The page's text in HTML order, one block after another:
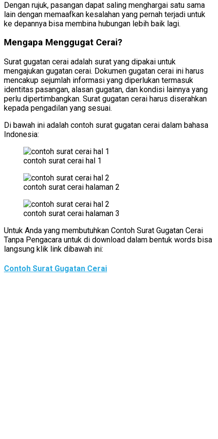
Dengan rujuk, pasangan dapat saling menghargai satu sama
lain dengan memaafkan kesalahan yang pernah terjadi untuk
ke depannya bisa membina hubungan lebih baik lagi.
Mengapa Menggugat Cerai?
Surat gugatan cerai adalah surat yang dipakai untuk
mengajukan gugatan cerai. Dokumen gugatan cerai ini harus
mencakup sejumlah informasi yang diperlukan termasuk
identitas pasangan, alasan gugatan, dan kondisi lainnya yang
perlu dipertimbangkan. Surat gugatan cerai harus diserahkan
kepada pengadilan yang sesuai.
Di bawah ini adalah contoh surat gugatan cerai dalam bahasa
Indonesia:
contoh surat cerai hal 1
contoh surat cerai halaman 2
contoh surat cerai halaman 3
Untuk Anda yang membutuhkan Contoh Surat Gugatan Cerai
Tanpa Pengacara untuk di download dalam bentuk words bisa
langsung klik link dibawah ini:
Contoh Surat Gugatan Cerai